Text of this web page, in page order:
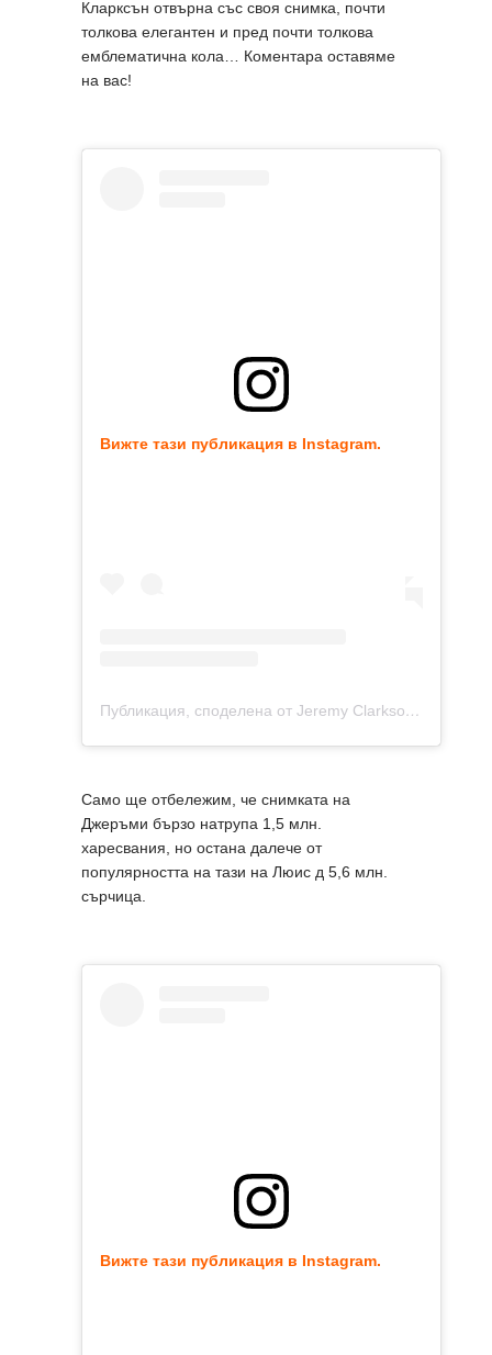
Кларксън отвърна със своя снимка, почти
толкова елегантен и пред почти толкова
емблематична кола… Коментара оставяме
на вас!
Вижте тази публикация в Instagram.
Публикация, споделена от Jeremy Clarkson (@jeremyclarkson1)
Само ще отбележим, че снимката на
Джеръми бързо натрупа 1,5 млн.
харесвания, но остана далече от
популярността на тази на Люис д 5,6 млн.
сърчица.
Вижте тази публикация в Instagram.